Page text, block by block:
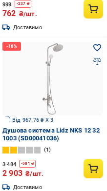
999 -237 ₴
762 ₴/шт.
Доставимо
Від 967.76 ₴ X 3
Душова система Lidz NKS 12 32
1003 (SD00041036)
1
3 484 -581 ₴
2 903 ₴/шт.
Доставимо